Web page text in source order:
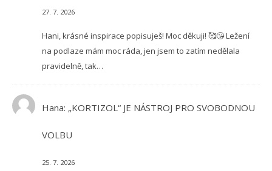
27. 7. 2026
Hani, krásné inspirace popisuješ! Moc děkuji! 🥰😘 Ležení
na podlaze mám moc ráda, jen jsem to zatím nedělala
pravidelně, tak…
Hana: „KORTIZOL“ JE NÁSTROJ PRO SVOBODNOU
VOLBU
25. 7. 2026